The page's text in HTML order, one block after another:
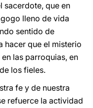
sacerdote, que en
lleno de vida
sentido de
hacer que el misterio
las parroquias, en
los fieles.
fe y de nuestra
refuerce la actividad